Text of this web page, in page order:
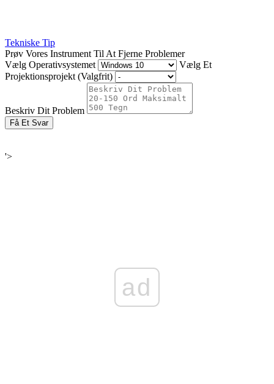
Tekniske Tip
Prøv Vores Instrument Til At Fjerne Problemer
Vælg Operativsystemet
Vælg Et
Projektionsprojekt (Valgfrit)
Beskriv Dit Problem
Få Et Svar
'>
ad